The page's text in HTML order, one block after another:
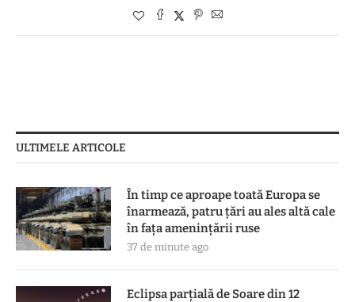
ULTIMELE ARTICOLE
În timp ce aproape toată Europa se
înarmează, patru ţări au ales altă cale
în faţa ameninţării ruse
37 de minute ago
Eclipsa parțială de Soare din 12